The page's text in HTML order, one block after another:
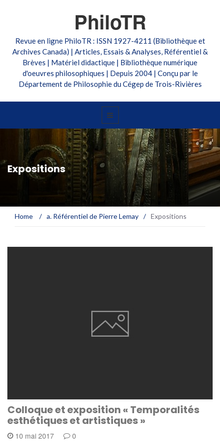
PhiloTR
Revue en ligne PhiloTR : ISSN 1927-4211 (Bibliothèque et
Archives Canada) | Articles, Essais & Analyses, Référentiel &
Brèves | Matériel didactique | Bibliothèque numérique
d'oeuvres philosophiques | Depuis 2004 | Conçu par le
Département de Philosophie du Cégep de Trois-Rivières
Expositions
Home / a. Référentiel de Pierre Lemay / Expositions
Colloque et exposition « Temporalités
esthétiques et artistiques »
10 mai 2017 0